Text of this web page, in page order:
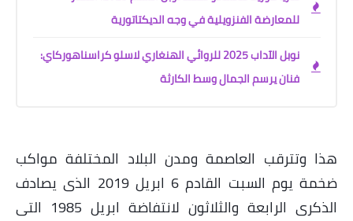
للمعارضة الفنزويلية في وجه الديكتاتورية
نوبل الآداب 2025 للروائي الهنغاري لاسلو كراسناهوركاي:
فنان يرسم الجمال وسط الكارثة
هذا وتترقب العاصمة ومدن البلاد المختلفة مواكب
ضخمة يوم السبت القادم 6 ابريل 2019 الذى يصادف
الذكرى الرابعة والثلاثون لانتفاضة ابريل 1985 التى